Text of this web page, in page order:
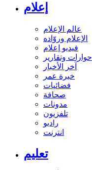
إعلام
عالم الإعلام
الإعلام وروّاده
فيديو إعلام
حوارات وتقارير
آخر الأخبار
خبرة عمر
فضائيات
صحافة
مدونات
تلفزيون
راديو
انترنت
تعليم